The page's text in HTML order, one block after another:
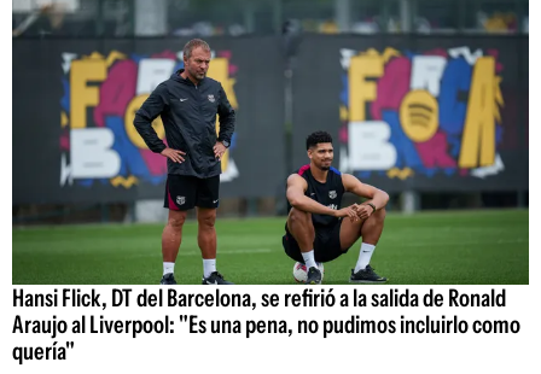
Hansi Flick, DT del Barcelona, se refirió a la salida de Ronald
Araujo al Liverpool: "Es una pena, no pudimos incluirlo como
quería"